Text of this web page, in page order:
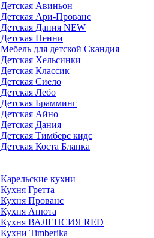
Детская Авиньон
Детская Ари-Прованс
Детская Дания NEW
Детская Пенни
Мебель для детской Скандия
Детская Хельсинки
Детская Классик
Детская Сиело
Детская Лебо
Детская Брамминг
Детская Айно
Детская Дания
Детская Тимберс кидс
Детская Коста Бланка
Карельские кухни
Кухня Гретта
Кухня Прованс
Кухня Анюта
Кухня ВАЛЕНСИЯ RED
Кухни Timberika